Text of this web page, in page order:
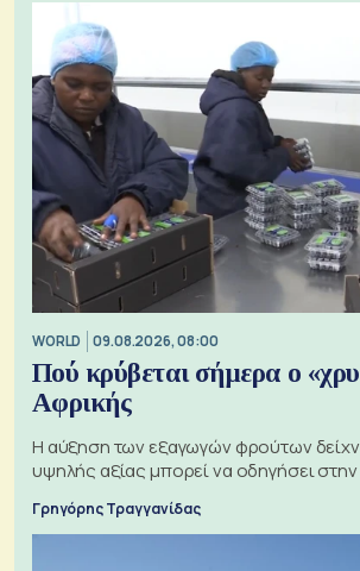
WORLD 09.08.2026, 08:00
Πού κρύβεται σήμερα ο
Αφρικής
Η αύξηση των εξαγωγών φρούτων
υψηλής αξίας μπορεί να οδηγήσει
Γρηγόρης Τραγγανίδας